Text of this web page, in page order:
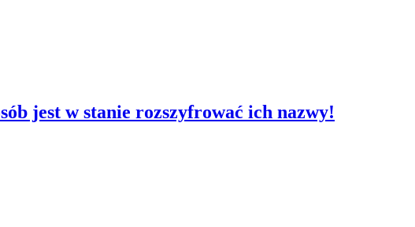
jest w stanie rozszyfrować ich nazwy!